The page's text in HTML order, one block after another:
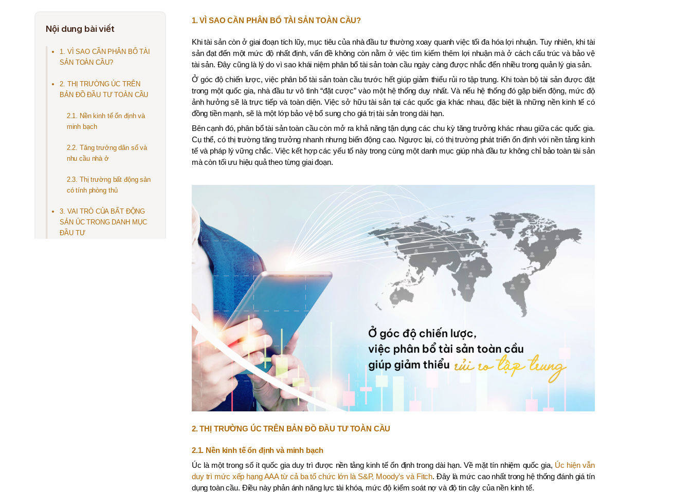
Nội dung bài viết
1. VÌ SAO CẦN PHÂN BỔ TÀI
SẢN TOÀN CẦU?
2. THỊ TRƯỜNG ÚC TRÊN
BẢN ĐỒ ĐẦU TƯ TOÀN CẦU
2.1. Nền kinh tế ổn định và
minh bạch
2.2. Tăng trưởng dân số và
nhu cầu nhà ở
2.3. Thị trường bất động sản
có tính phòng thủ
3. VAI TRÒ CỦA BẤT ĐỘNG
SẢN ÚC TRONG DANH MỤC
ĐẦU TƯ
1. VÌ SAO CẦN PHÂN BỔ TÀI SẢN TOÀN CẦU?
Khi tài sản còn ở giai đoạn tích lũy, mục tiêu của nhà đầu tư thường xoay quanh việc tối đa hóa lợi nhuận. Tuy nhiên, khi tài
sản đạt đến một mức độ nhất định, vấn đề không còn nằm ở việc tìm kiếm thêm lợi nhuận mà ở cách cấu trúc và bảo vệ
tài sản. Đây cũng là lý do vì sao khái niệm phân bổ tài sản toàn cầu ngày càng được nhắc đến nhiều trong quản lý gia sản.
Ở góc độ chiến lược, việc phân bổ tài sản toàn cầu trước hết giúp giảm thiểu rủi ro tập trung. Khi toàn bộ tài sản được đặt
trong một quốc gia, nhà đầu tư vô tình “đặt cược” vào một hệ thống duy nhất. Và nếu hệ thống đó gặp biến động, mức độ
ảnh hưởng sẽ là trực tiếp và toàn diện. Việc sở hữu tài sản tại các quốc gia khác nhau, đặc biệt là những nền kinh tế có
đồng tiền mạnh, sẽ là một lớp bảo vệ bổ sung cho giá trị tài sản trong dài hạn.
Bên cạnh đó, phân bổ tài sản toàn cầu còn mở ra khả năng tận dụng các chu kỳ tăng trưởng khác nhau giữa các quốc gia.
Cụ thể, có thị trường tăng trưởng nhanh nhưng biến động cao. Ngược lại, có thị trường phát triển ổn định với nền tảng kinh
tế và pháp lý vững chắc. Việc kết hợp các yếu tố này trong cùng một danh mục giúp nhà đầu tư không chỉ bảo toàn tài sản
mà còn tối ưu hiệu quả theo từng giai đoạn.
2. THỊ TRƯỜNG ÚC TRÊN BẢN ĐỒ ĐẦU TƯ TOÀN CẦU
2.1. Nền kinh tế ổn định và minh bạch
Úc là một trong số ít quốc gia duy trì được nền tảng kinh tế ổn định trong dài hạn. Về mặt tín nhiệm quốc gia, Úc hiện vẫn
duy trì mức xếp hạng AAA từ cả ba tổ chức lớn là S&P, Moody’s và Fitch. Đây là mức cao nhất trong hệ thống đánh giá tín
dụng toàn cầu. Điều này phản ánh năng lực tài khóa, mức độ kiểm soát nợ và độ tin cậy của nền kinh tế.